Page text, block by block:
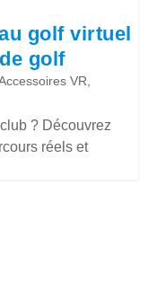
golf virtuel
golf
VR
? Découvrez
réels et